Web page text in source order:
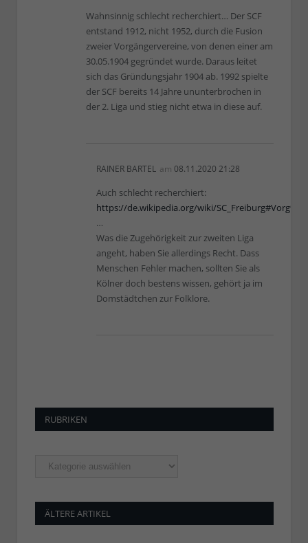
Wahnsinnig schlecht recherchiert… Der SCF
entstand 1912, nicht 1952, durch die Fusion
zweier Vorgängervereine, von denen einer am
30.05.1904 gegründet wurde. Daraus leitet
sich das Gründungsjahr 1904 ab. 1992 spielte
der SCF bereits 14 Jahre ununterbrochen in
der 2. Liga und stieg nicht etwa in diese auf.
RAINER BARTEL am 08.11.2020 21:28
Auch schlecht recherchiert:
https://de.wikipedia.org/wiki/
…
Was die Zugehörigkeit zur zweiten Liga
angeht, haben Sie allerdings Recht. Dass
Menschen Fehler machen, sollten Sie als
Kölner doch bestens wissen, gehört ja im
Domstädtchen zur Folklore.
RUBRIKEN
Rubriken
ÄLTERE ARTIKEL